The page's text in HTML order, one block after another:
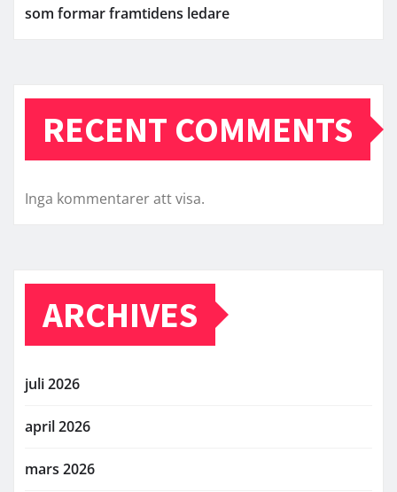
som formar framtidens ledare
RECENT COMMENTS
Inga kommentarer att visa.
ARCHIVES
juli 2026
april 2026
mars 2026